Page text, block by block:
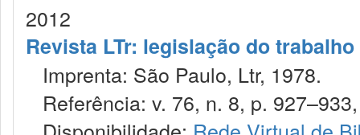
2012
Revista LTr: legislação do trabalho
Imprenta: São Paulo, Ltr, 1978.
Referência: v. 76, n. 8, p.